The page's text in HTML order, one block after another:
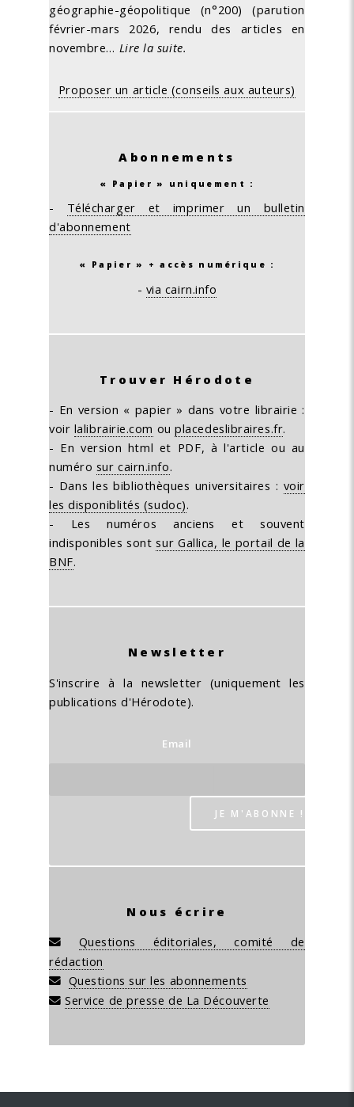
géographie-géopolitique (n°200) (parution
février-mars 2026, rendu des articles en
novembre… Lire la suite.
Proposer un article (conseils aux auteurs)
Abonnements
« Papier » uniquement :
- Télécharger et imprimer un bulletin
d'abonnement
« Papier » + accès numérique :
- via cairn.info
Trouver Hérodote
- En version « papier » dans votre librairie :
voir lalibrairie.com ouplacedeslibraires.fr.
- En version html et PDF, à l'article ou au
numéro sur cairn.info.
- Dans les bibliothèques universitaires : voir
les disponiblités (sudoc).
- Les numéros anciens et souvent
indisponibles sontsur Gallica, le portail de la
BNF.
Newsletter
S'inscrire à la newsletter (uniquement les
publications d'Hérodote).
Email
Nous écrire
Questions éditoriales, comité de
rédaction
Questions sur les abonnements
Service de presse de La Découverte